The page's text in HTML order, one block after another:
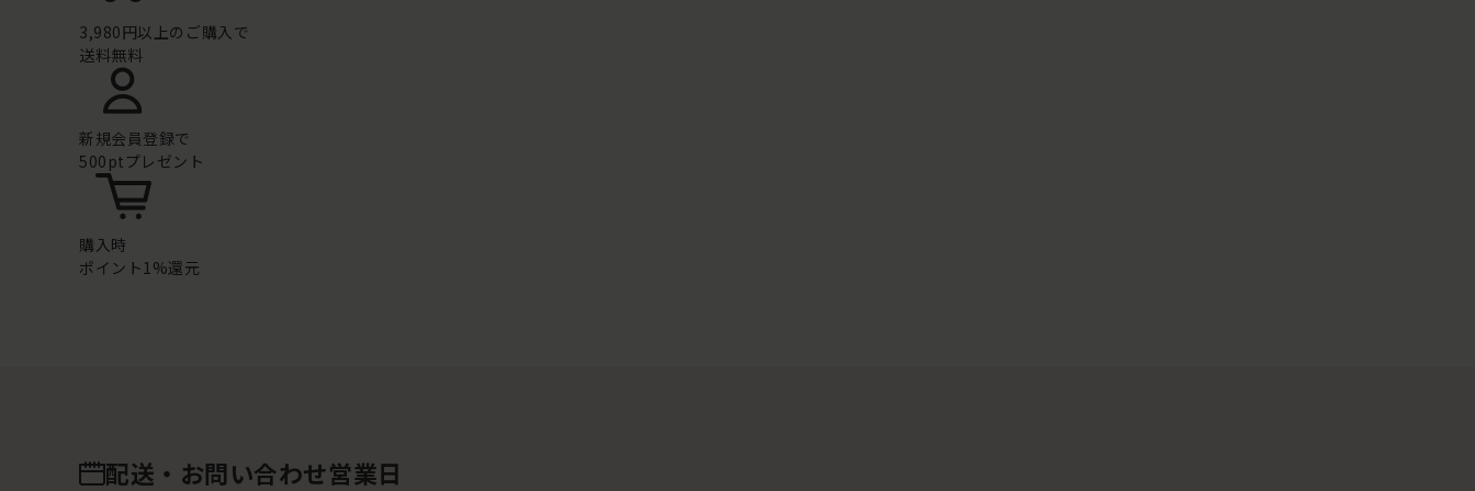
3,980円以上のご購入で
送料無料
新規会員登録で
500ptプレゼント
購入時
ポイント1%還元
配送・お問い合わせ営業日